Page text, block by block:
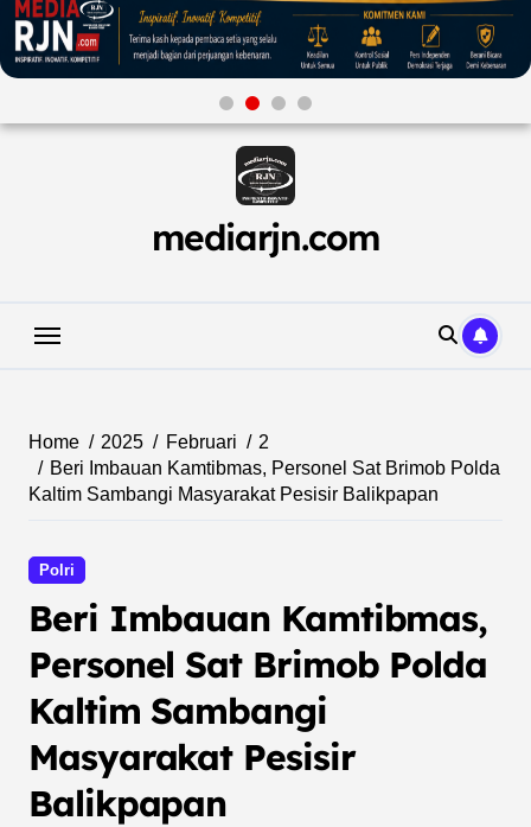
Skip
mediarjn.com
Home 2025 Februari
2
Beri Imbauan Kamtibmas, Personel Sat Brimob Polda
Kaltim Sambangi Masyarakat Pesisir Balikpapan
Polri
Beri Imbauan Kamtibmas,
Personel Sat Brimob Polda
Kaltim Sambangi
Masyarakat Pesisir
Balikpapan